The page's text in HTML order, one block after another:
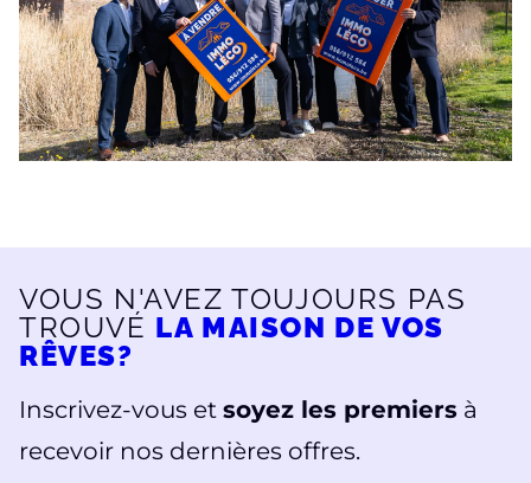
VOUS N'AVEZ TOUJOURS PAS
TROUVÉ LA MAISON DE VOS
RÊVES?
Inscrivez-vous et soyez les premiers à
recevoir nos dernières offres.